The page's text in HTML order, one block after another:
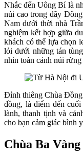
Nhắc đến Uông Bí là
núi cao trong dãy
Nam dưới thời nhà
nghiệm kết hợp giữa
khách có thể lựa chọn
lỏi dưới những tán
nhìn toàn cảnh núi
Đỉnh thiêng Chùa Đồng
đồng, là điểm đến
lành, thanh tịnh và
cho bạn cảm giác bình
Chùa Ba Vàng